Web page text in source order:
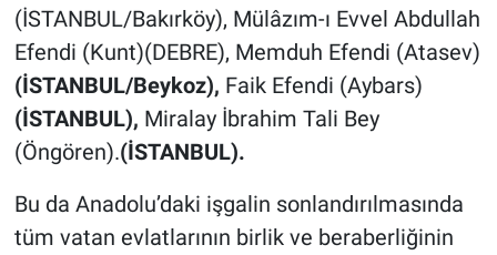
(İSTANBUL/Bakırköy), Mülâzım-ı Evvel Abdullah
Efendi (Kunt)(DEBRE), Memduh Efendi (Atasev)
(İSTANBUL/Beykoz), Faik Efendi (Aybars)
(İSTANBUL), Miralay İbrahim Tali Bey
(Öngören).(İSTANBUL).
Bu da Anadolu’daki işgalin sonlandırılmasında
tüm vatan evlatlarının birlik ve beraberliğinin